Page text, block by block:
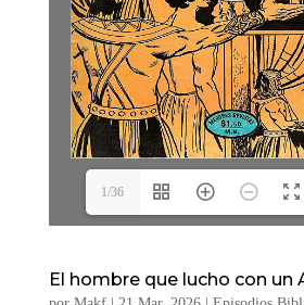
1/36
El hombre que lucho con un